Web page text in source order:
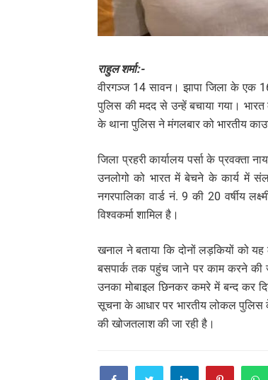
राहुल शर्मा:-
वीरगञ्ज 14 सावन। झापा जिला के एक
पुलिस की मदद से उन्हें बचाया गया। भारत
के थाना पुलिस ने मंगलबार को भारतीय
जिला प्रहरी कार्यालय पर्सा के
उनलोगो को भारत में बेचने के कार्य में
नगरपालिका वार्ड नं. 9 की 20 वर्षीय
विश्वकर्मा शामिल है।
खनाल ने बताया कि दोनों लड़कियों को
बसपार्क तक पहुंच जाने पर काम करने की
उनका मोबाइल छिनकर कमरे में बन्द कर
सूचना के आधार पर भारतीय लोकल पुलिस
की खोजतलाश की जा रही है।